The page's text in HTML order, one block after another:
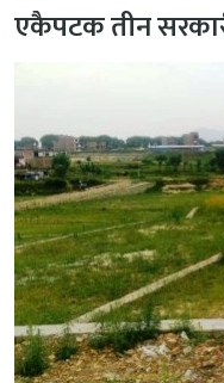
एकैपटक तीन